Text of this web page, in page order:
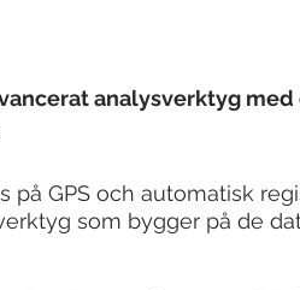
analysverktyg
på GPS och automatisk
som bygger på de